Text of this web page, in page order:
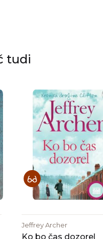
tudi
Jeffrey Archer
Ko bo čas dozorel